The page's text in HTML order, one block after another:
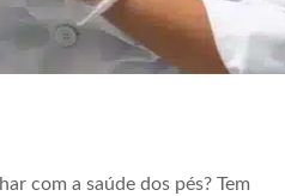
com a saúde dos pés? Tem